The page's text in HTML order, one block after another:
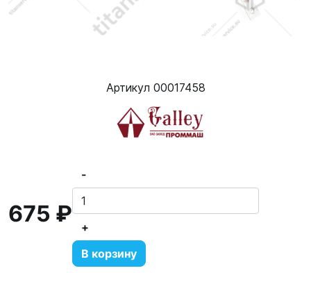
Артикул 00017458
675 ₽
-
+
В корзину